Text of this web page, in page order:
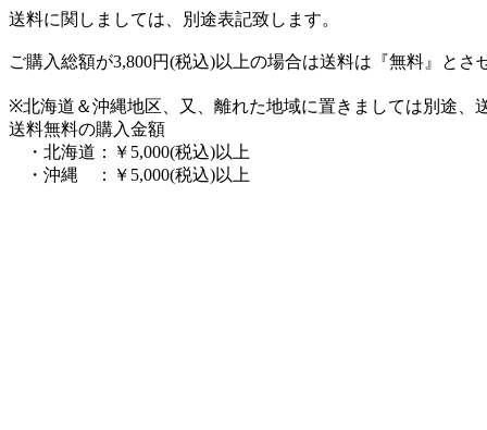
送料に関しましては、別途表記致します。
ご購入総額が3,800円(税込)以上の場合は送料は『無料』とさ
※北海道＆沖縄地区、又、離れた地域に置きましては別途
送料無料の購入金額
・北海道：￥5,000(税込)以上
・沖縄 ：￥5,000(税込)以上